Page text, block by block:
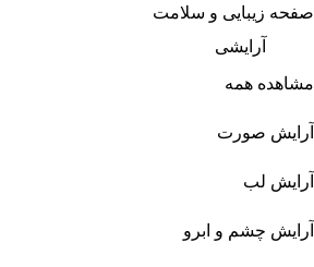
صفحه زیبایی و سلامت
آرایشی
مشاهده همه
آرایش صورت
آرایش لب
آرایش چشم و ابرو